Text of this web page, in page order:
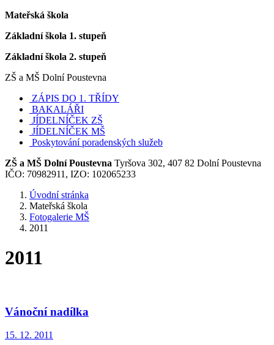
Mateřská škola
Základní škola 1. stupeň
Základní škola 2. stupeň
ZŠ a MŠ Dolní Poustevna
ZÁPIS DO 1. TŘÍDY
BAKALÁŘI
JÍDELNÍČEK ZŠ
JÍDELNÍČEK MŠ
Poskytování poradenských služeb
ZŠ a MŠ Dolní Poustevna Tyršova 302, 407 82 Dolní Poustevna
IČO: 70982911, IZO: 102065233
Úvodní stránka
Mateřská škola
Fotogalerie MŠ
2011
2011
Vánoční nadílka
15. 12. 2011